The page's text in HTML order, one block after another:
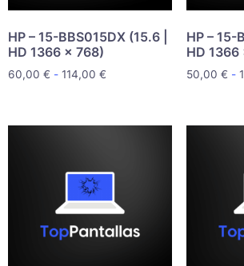
HP – 15-BBS015DX (15.6 |
HD 1366 x 768)
60,00 € - 114,00 €
HP – 15-
HD 1366
50,00 € -